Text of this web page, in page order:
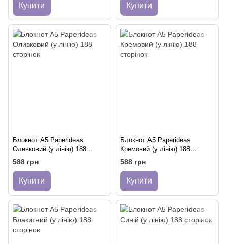
Купити Купити
Блокнот A5 Paperideas
Оливковий (у лінію) 188
сторінок
588 грн
Купити
Блокнот A5 Paperideas
Кремовий (у лінію) 188
сторінок
588 грн
Купити